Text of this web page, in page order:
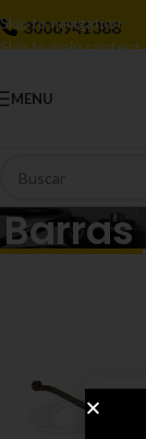
Skip to navigation
Skip to main content
3006941388
MENU